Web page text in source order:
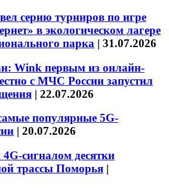
серию турниров по игре
в экологическом лагере
парка | 31.07.2026
Wink первым из онлайн-
с МЧС России запустил
| 22.07.2026
популярные 5G-
| 20.07.2026
сигналом десятки
трассы Поморья |